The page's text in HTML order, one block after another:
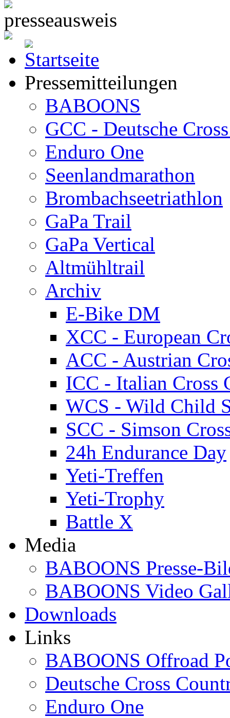
Pressemitteilungen
BABOONS
GCC - Deutsche
Enduro One
Seenlandmarathon
Brombachseetriathlon
GaPa Trail
GaPa Vertical
Altmühltrail
Archiv
E-Bike DM
XCC - European
ACC - Austrian
ICC - Italian Cross
WCS - Wild Child
SCC - Simson
24h Endurance Day
Yeti-Treffen
Yeti-Trophy
Battle X
Media
BABOONS Presse-
BABOONS Video
Downloads
Links
BABOONS Offroad
Deutsche Cross
Enduro One